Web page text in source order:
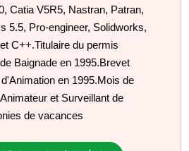
Catia V5R5, Nastran, Patran,
5.5, Pro-engineer, Solidworks,
C++.Titulaire du permis
Baignade en 1995.Brevet
en 1995.Mois de
et Surveillant de
de vacances